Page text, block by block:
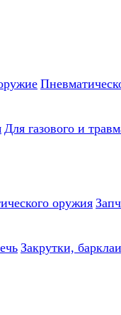
Для газового и
оружия
Закрутки,